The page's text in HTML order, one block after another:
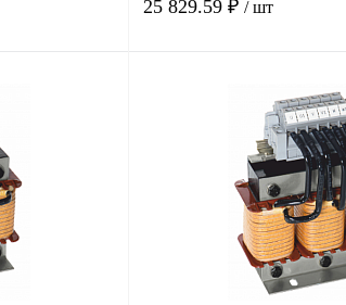
25 829.59 ₽ / шт
Купить в 1 клик